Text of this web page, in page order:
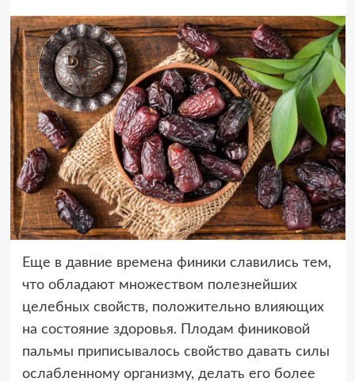
Еще в давние времена финики славились тем,
что обладают множеством полезнейших
целебных свойств, положительно влияющих
на состояние здоровья. Плодам финиковой
пальмы приписывалось свойство давать силы
ослабленному организму, делать его более